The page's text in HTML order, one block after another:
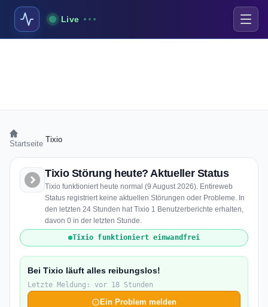
Live
Startseite Tixio
Tixio Störung heute? Aktueller Status
Tixio funktioniert heute normal (9 August 2026). Entireweb
Status registriert keine aktuellen Störungen oder Probleme. In
den letzten 24 Stunden hat Tixio 1 Benutzerberichte erhalten,
davon 0 in der letzten Stunde.
Tixio funktioniert einwandfrei
Bei Tixio läuft alles reibungslos!
Letzte Meldung: vor 18 Stunden
Ein Problem melden